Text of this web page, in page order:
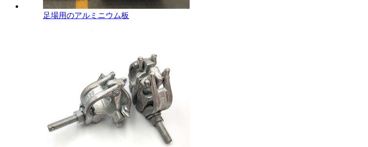
足場用のアルミニウム板